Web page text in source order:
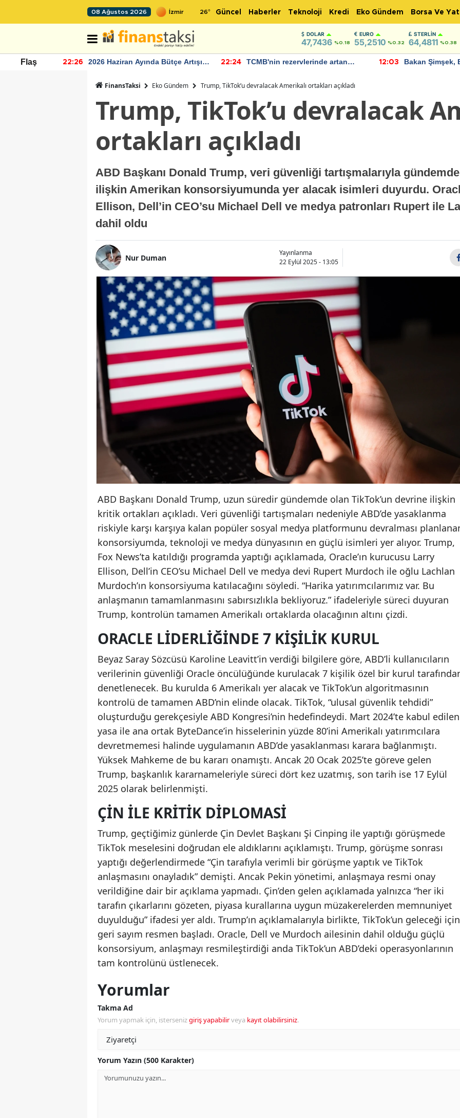
08 Ağustos 2026 26° Güncel Haberler Teknoloji Kredi Eko Gündem Borsa Ve
DOLAR
47,7436 %0.18
EURO
55,2510 %0.32
STERLIN
64,4811 %0.38
Flaş 22:26
2026 Haziran Ayında Bütçe Artışı
22:24
TCMB'nin rezervlerinde artan
12:03
Bakan Şimşek,
FinansTaksi Eko Gündem Trump, TikTok’u devralacak Amerikalı ortakları açıkladı
Trump, TikTok’u devralacak
ortakları açıkladı
ABD Başkanı Donald Trump, veri güvenliği tartışmalarıyla
ilişkin Amerikan konsorsiyumunda yer alacak isimleri duyurdu.
Ellison, Dell’in CEO’su Michael Dell ve medya patronları Rupert ile
dahil oldu
Nur Duman
Yayınlanma
22 Eylül 2025 - 13:05
ABD Başkanı Donald Trump, uzun süredir gündemde olan TikTok’un devrine ilişkin
kritik ortakları açıkladı. Veri güvenliği tartışmaları nedeniyle ABD’de yasaklanma
riskiyle karşı karşıya kalan popüler sosyal medya platformunu devralması
konsorsiyumda, teknoloji ve medya dünyasının en güçlü isimleri yer alıyor. Trump,
Fox News’ta katıldığı programda yaptığı açıklamada, Oracle’ın kurucusu Larry
Ellison, Dell’in CEO’su Michael Dell ve medya devi Rupert Murdoch ile oğlu Lachlan
Murdoch’ın konsorsiyuma katılacağını söyledi. “Harika yatırımcılarımız var. Bu
anlaşmanın tamamlanmasını sabırsızlıkla bekliyoruz.” ifadeleriyle süreci duyuran
Trump, kontrolün tamamen Amerikalı ortaklarda olacağının altını çizdi.
ORACLE LIDERLIĞINDE 7 KIŞILIK KURUL
Beyaz Saray Sözcüsü Karoline Leavitt’in verdiği bilgilere göre, ABD’li kullanıcıların
verilerinin güvenliği Oracle öncülüğünde kurulacak 7 kişilik özel bir kurul
denetlenecek. Bu kurulda 6 Amerikalı yer alacak ve TikTok’un algoritmasının
kontrolü de tamamen ABD’nin elinde olacak. TikTok, “ulusal güvenlik tehdidi”
oluşturduğu gerekçesiyle ABD Kongresi’nin hedefindeydi. Mart 2024’te kabul edilen
yasa ile ana ortak ByteDance’in hisselerinin yüzde 80’ini Amerikalı yatırımcılara
devretmemesi halinde uygulamanın ABD’de yasaklanması karara bağlanmıştı.
Yüksek Mahkeme de bu kararı onamıştı. Ancak 20 Ocak 2025’te göreve gelen
Trump, başkanlık kararnameleriyle süreci dört kez uzatmış, son tarih ise 17 Eylül
2025 olarak belirlenmişti.
ÇIN ILE KRITIK DIPLOMASI
Trump, geçtiğimiz günlerde Çin Devlet Başkanı Şi Cinping ile yaptığı görüşmede
TikTok meselesini doğrudan ele aldıklarını açıklamıştı. Trump, görüşme sonrası
yaptığı değerlendirmede “Çin tarafıyla verimli bir görüşme yaptık ve TikTok
anlaşmasını onayladık” demişti. Ancak Pekin yönetimi, anlaşmaya resmi onay
verildiğine dair bir açıklama yapmadı. Çin’den gelen açıklamada yalnızca “her iki
tarafın çıkarlarını gözeten, piyasa kurallarına uygun müzakerelerden memnuniyet
duyulduğu” ifadesi yer aldı. Trump’ın açıklamalarıyla birlikte, TikTok’un geleceği için
geri sayım resmen başladı. Oracle, Dell ve Murdoch ailesinin dahil olduğu güçlü
konsorsiyum, anlaşmayı resmileştirdiği anda TikTok’un ABD’deki operasyonlarının
tam kontrolünü üstlenecek.
Yorumlar
Takma Ad
Yorum yapmak için, istersenizgiriş yapabilirveya kayıt olabilirsiniz.
Yorum Yazın (500 Karakter)